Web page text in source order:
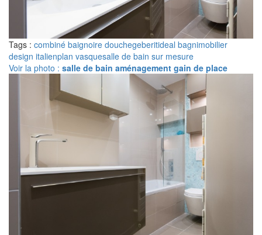
Tags : combiné baignoire douchegeberitideal bagnimobilier
design italienplan vasquesalle de bain sur mesure
Voir la photo : salle de bain aménagement gain de place